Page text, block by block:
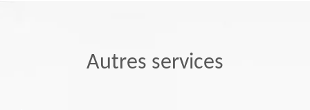
Autres services